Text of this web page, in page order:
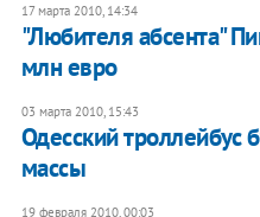
17 марта 2010, 14:34
"Любителя абсента"
млн евро
03 марта 2010, 15:43
Одесский троллейбус
массы
19 февраля 2010, 00:03